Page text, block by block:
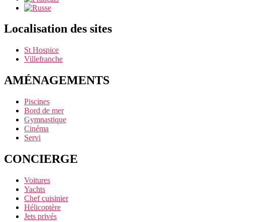
Localisation des sites
St Hospice
Villefranche
AMÉNAGEMENTS
Piscines
Bord de mer
Gymnastique
Cinéma
Servi
CONCIERGE
Voitures
Yachts
Chef cuisinier
Hélicoptère
Jets privés